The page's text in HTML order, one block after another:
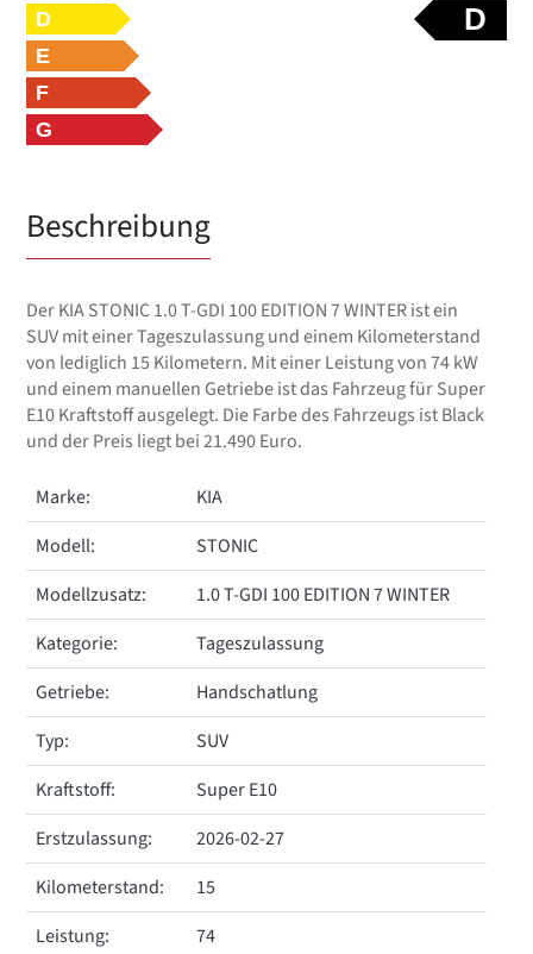
D
D
E
F
G
Beschreibung
Der KIA STONIC 1.0 T-GDI 100 EDITION 7 WINTER ist ein
SUV mit einer Tageszulassung und einem Kilometerstand
von lediglich 15 Kilometern. Mit einer Leistung von 74 kW
und einem manuellen Getriebe ist das Fahrzeug für Super
E10 Kraftstoff ausgelegt. Die Farbe des Fahrzeugs ist Black
und der Preis liegt bei 21.490 Euro.
Marke:
KIA
Modell:
STONIC
Modellzusatz:
1.0 T-GDI 100 EDITION 7 WINTER
Kategorie:
Tageszulassung
Getriebe:
Handschatlung
Typ:
SUV
Kraftstoff:
Super E10
Erstzulassung:
2026-02-27
Kilometerstand:
15
Leistung:
74